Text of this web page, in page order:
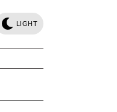
LIGHT